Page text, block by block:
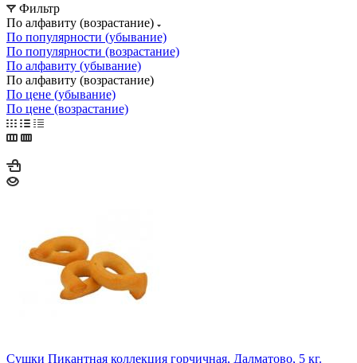
Фильтр
По алфавиту (возрастание)
По популярности (убывание)
По популярности (возрастание)
По алфавиту (убывание)
По алфавиту (возрастание)
По цене (убывание)
По цене (возрастание)
Сушки Пикантная коллекция горчичная, Далматово, 5 кг.